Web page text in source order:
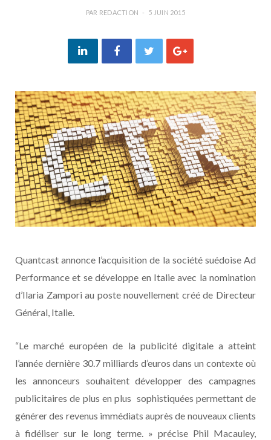
PAR REDACTION 5 JUIN 2015
Quantcast annonce l’acquisition de la société suédoise Ad
Performance et se développe en Italie avec la nomination
d’Ilaria Zampori au poste nouvellement créé de Directeur
Général, Italie.
“Le marché européen de la publicité digitale a atteint
l’année dernière 30.7 milliards d’euros dans un contexte où
les annonceurs souhaitent développer des campagnes
publicitaires de plus en plus sophistiquées permettant de
générer des revenus immédiats auprès de nouveaux clients
à fidéliser sur le long terme. » précise Phil Macauley,